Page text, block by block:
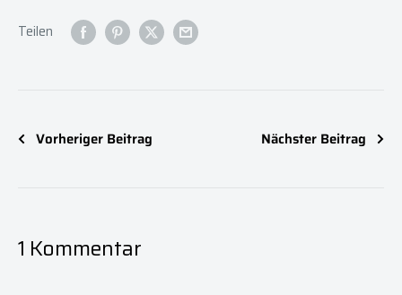
Teilen
Vorheriger Beitrag Nächster Beitrag
1 Kommentar